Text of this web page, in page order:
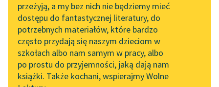
Chatterley” do słuchania
na Wolnych Lekturach
Nowy audiobook –
„Marzenie o Oriencie”
Sophie Elkan
Kolekcja Nadwyraz.com x
API
OAI-PMH
Widget Wolnych Lektur
Przypisy
przeżyją, a my bez nich nie będziemy mieć
dostępu do fantastycznej literatury, do
potrzebnych materiałów, które bardzo
często przydają się naszym dzieciom w
szkołach albo nam samym w pracy, albo
po prostu do przyjemności, jaką dają nam
książki. Także kochani, wspierajmy Wolne
geograficznej...
Czytaj więcej